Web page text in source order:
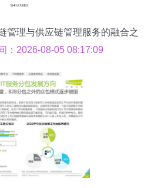
管理与供应链管理服务的融合之
道
：2026-08-05 08:17:09